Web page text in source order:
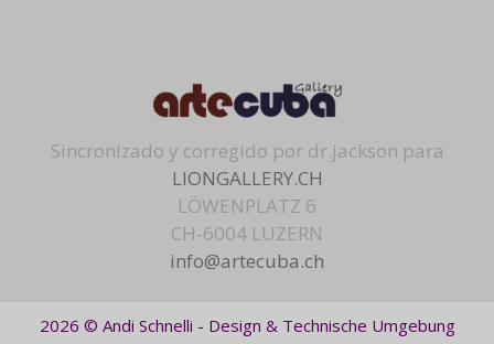
Sincronizado y corregido por dr.jackson para
LIONGALLERY.CH
LÖWENPLATZ 6
CH-6004 LUZERN
info@artecuba.ch
2026 © Andi Schnelli - Design & Technische Umgebung